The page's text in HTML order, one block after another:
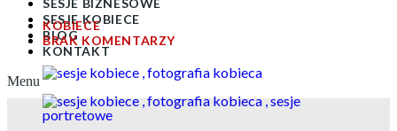
SESJE BIZNESOWE
SESJE KOBIECE
BLOG
KONTAKT
Menu
KOBIECE
BRAK KOMENTARZY